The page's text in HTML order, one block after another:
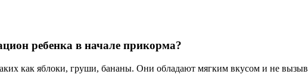
ребенка в начале прикорма?
как яблоки, груши, бананы. Они обладают мягким вкусом и не